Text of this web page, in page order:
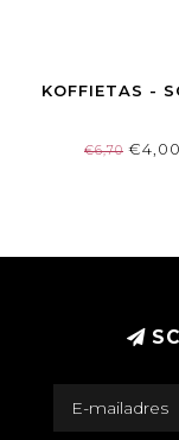
KOFFIETAS -
€6,70 €4,00